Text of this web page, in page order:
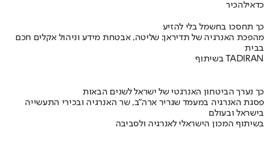
כדאילהכיר
כך תחסכו בחשמל בלי להזיע
מהפכת האנרגיה של תדיראן: שליטה, אבטחת מידע וניהול אקלים חכם
בבית
בשיתוף TADIRAN
כך נערך הביטחון האנרגטי של ישראל לשנים הבאות
פסגת האנרגיה במעמד שגריר ארה"ב, שר האנרגיה ובכירי התעשייה
בישראל ובעולם
בשיתוף המכון הישראלי לאנרגיה ולסביבה